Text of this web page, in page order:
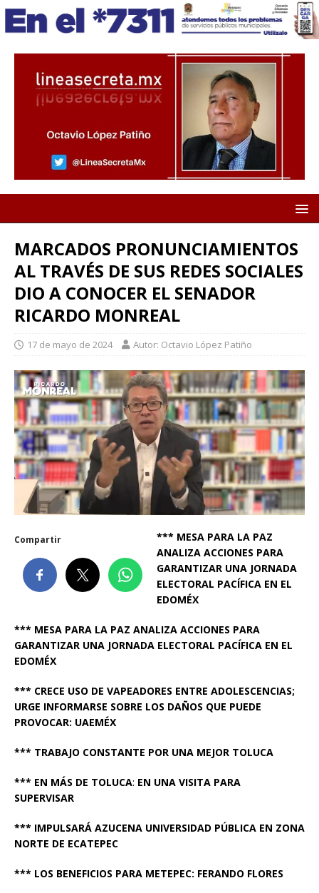
MARCADOS PRONUNCIAMIENTOS
AL TRAVÉS DE SUS REDES SOCIALES
DIO A CONOCER EL SENADOR
RICARDO MONREAL
17 de mayo de 2024 Autor: Octavio López Patiño
Compartir
*** MESA PARA LA PAZ
ANALIZA ACCIONES PARA
GARANTIZAR UNA JORNADA
ELECTORAL PACÍFICA EN EL
EDOMÉX
*** MESA PARA LA PAZ ANALIZA ACCIONES PARA
GARANTIZAR UNA JORNADA ELECTORAL PACÍFICA EN EL
EDOMÉX
*** CRECE USO DE VAPEADORES ENTRE ADOLESCENCIAS;
URGE INFORMARSE SOBRE LOS DAÑOS QUE PUEDE
PROVOCAR: UAEMÉX
*** TRABAJO CONSTANTE POR UNA MEJOR TOLUCA
*** EN MÁS DE TOLUCA: EN UNA VISITA PARA
SUPERVISAR
*** IMPULSARÁ AZUCENA UNIVERSIDAD PÚBLICA EN ZONA
NORTE DE ECATEPEC
*** LOS BENEFICIOS PARA METEPEC: FERANDO FLORES